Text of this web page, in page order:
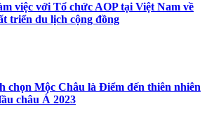
việc với Tổ chức AOP tại Việt Nam về
triển du lịch cộng đồng
chọn Mộc Châu là Điểm đến thiên nhiên
châu Á 2023